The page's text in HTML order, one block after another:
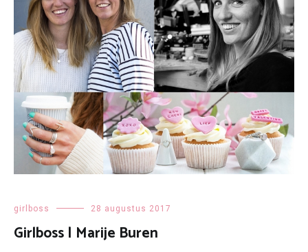
girlboss 28 augustus 2017
Girlboss | Marije Buren